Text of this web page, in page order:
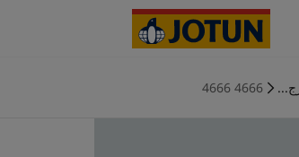
4666 4666